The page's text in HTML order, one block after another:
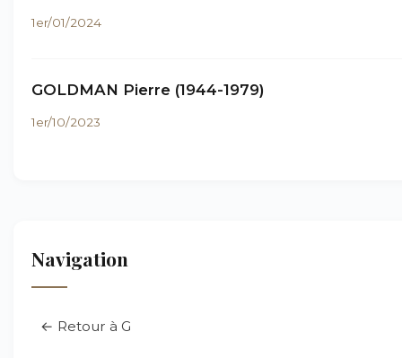
1er/01/2024
GOLDMAN Pierre (1944-1979)
1er/10/2023
Navigation
← Retour à G